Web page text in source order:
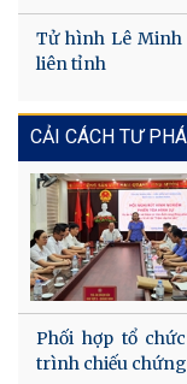
Tử hình Lê Minh
liên tỉnh
CẢI CÁCH TƯ
Phối hợp tổ
trình chiếu